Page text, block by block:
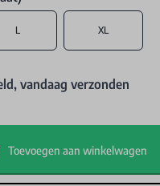
L XL
vandaag verzonden
Toevoegen aan winkelwagen